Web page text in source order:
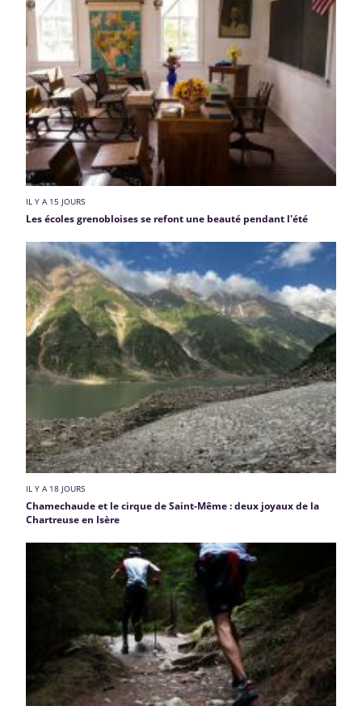
IL Y A 15 JOURS
Les écoles grenobloises se refont une beauté pendant l'été
IL Y A 18 JOURS
Chamechaude et le cirque de Saint-Même : deux joyaux de la
Chartreuse en Isère